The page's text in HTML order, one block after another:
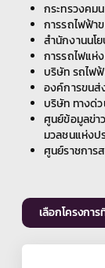
กระทรวงคม
การรถไฟฟ้า
สำนักงานนโ
การรถไฟแห่
บริษัท รถไฟ
องค์การขนส่
บริษัท ทางด่
ศูนย์ข้อมูลข่า
มวลชนแห่งป
ศูนย์ราชการ
เลือกโครงกา